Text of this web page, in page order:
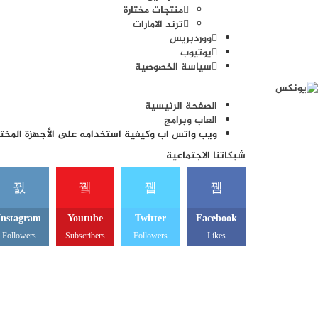
منتجات مختارة
ترند الامارات
ووردبريس
يوتيوب
سياسة الخصوصية
الصفحة الرئيسية
العاب وبرامج
ويب واتس اب وكيفية استخدامه على الأجهزة
شبكاتنا الاجتماعية
Facebook
Likes
Twitter
Followers
Youtube
Subscribers
Followers